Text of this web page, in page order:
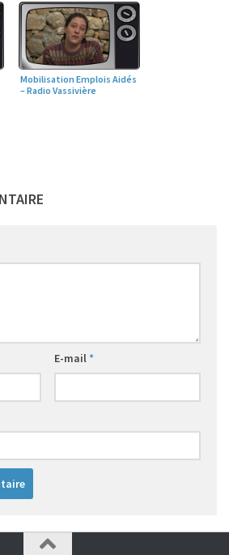
Mobilisation Emplois Aidés
– Radio Vassivière
E-mail*